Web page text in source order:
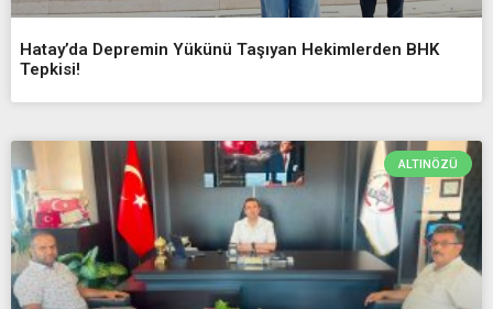
Hatay’da Depremin Yükünü Taşıyan Hekimlerden BHK
Tepkisi!
ALTINÖZÜ